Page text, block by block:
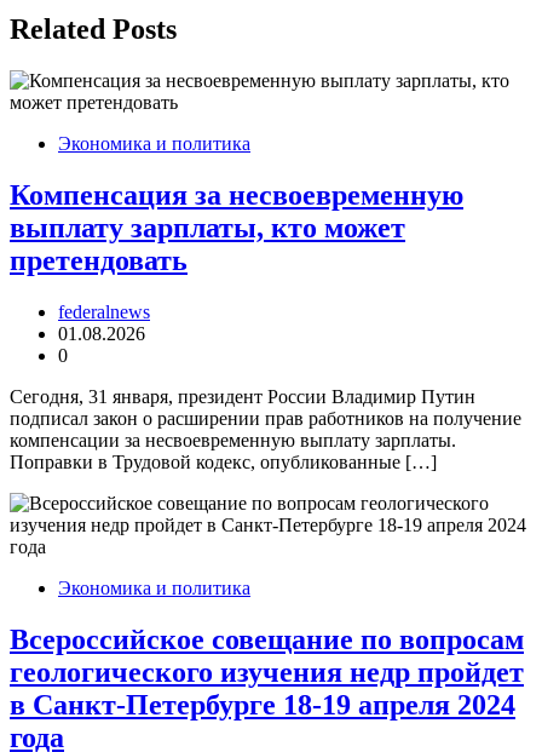
Related Posts
Экономика и политика
Компенсация за несвоевременную
выплату зарплаты, кто может
претендовать
federalnews
01.08.2026
0
Сегодня, 31 января, президент России Владимир Путин
подписал закон о расширении прав работников на получение
компенсации за несвоевременную выплату зарплаты.
Поправки в Трудовой кодекс, опубликованные […]
Экономика и политика
Всероссийское совещание по вопросам
геологического изучения недр пройдет
в Санкт-Петербурге 18-19 апреля 2024
года